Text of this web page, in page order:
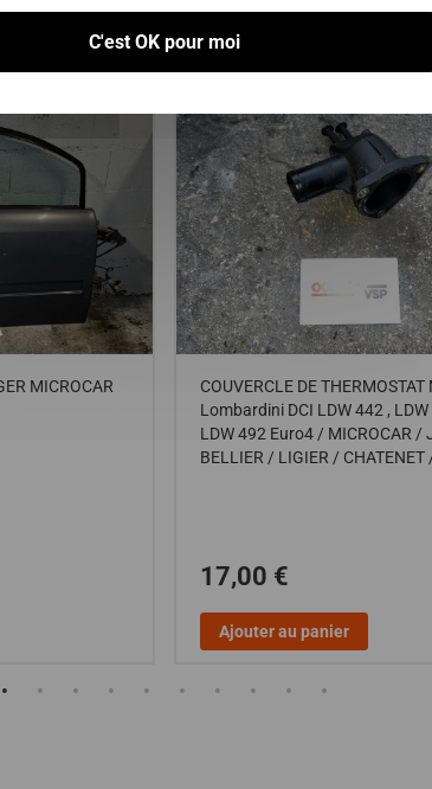
pourriez également être intéressé par
MICROCAR
COUVERCLE DE
Lombardini DCI LDW 442 ,
LDW 492 Euro4 / MICROCAR /
BELLIER / LIGIER / CHATENET
17,00 €
Ajouter au panier
C'est OK pour moi